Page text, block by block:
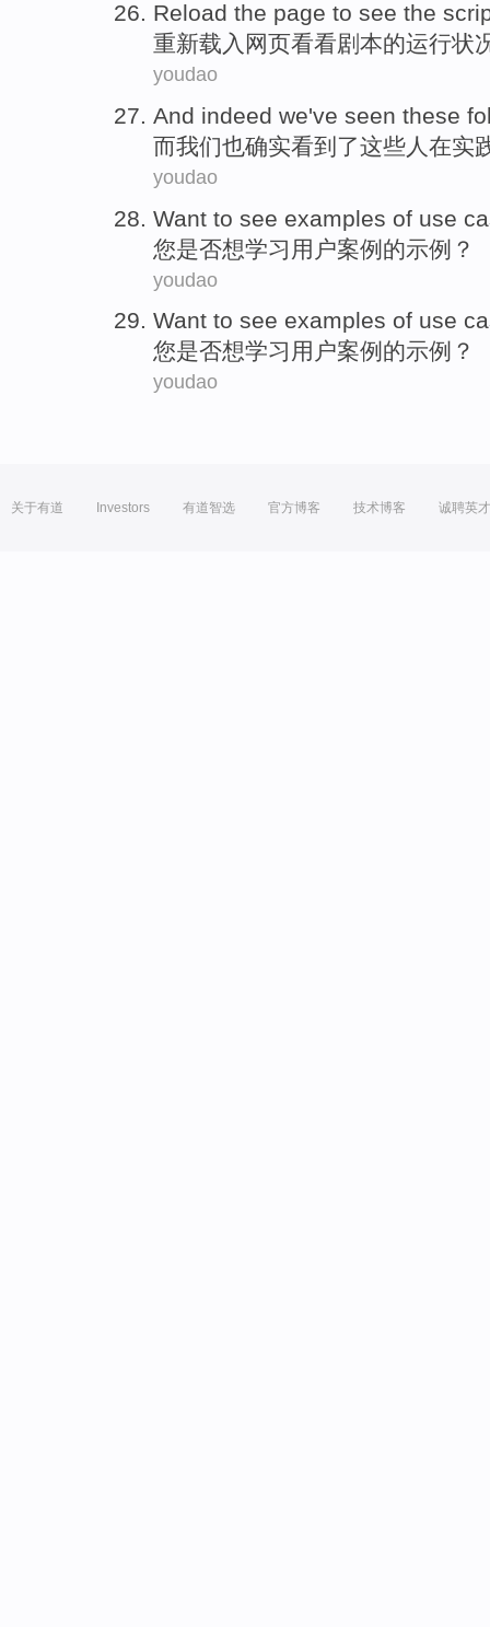
Reload the page to see the
重新载入 网页看看剧本的运行状
youdao
And indeed we've seen these
而我们也确实看到 了这些人 在实
youdao
Want to see examples of use
您是否想学习 用户案例的示例？
youdao
Want to see examples of use
您是否想学习 用户案例 的示例？
youdao
关于有道 Investors 有道智选 官方博客 技术博客 诚聘英才